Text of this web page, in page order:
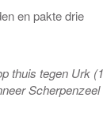
en pakte drie
thuis tegen Urk
Scherpenzeel